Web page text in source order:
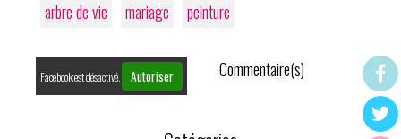
arbre de vie
mariage peinture
Facebook est désactivé. Autoriser Commentaire(s)